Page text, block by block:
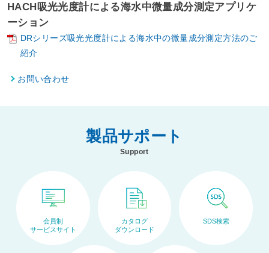
HACH吸光光度計による海水中微量成分測定アプリケ
ーション
DRシリーズ吸光光度計による海水中の微量成分測定方法のご
紹介
お問い合わせ
製品サポート
Support
会員制
サービスサイト
カタログ
ダウンロード
SDS検索